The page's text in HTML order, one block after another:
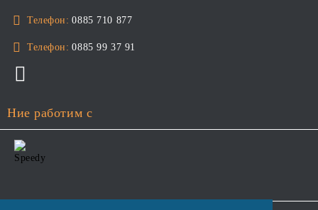
Телефон: 0885 710 877
Телефон: 0885 99 37 91
Ние работим с